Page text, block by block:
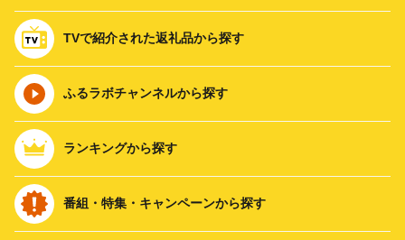
TVで紹介された返礼品から探す
ふるラボチャンネルから探す
ランキングから探す
番組・特集・キャンペーンから探す